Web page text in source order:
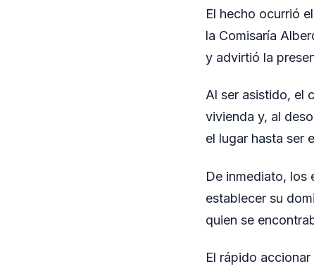
El hecho ocurrió
la Comisaría
y advirtió la
Al ser asistido, el
vivienda y, al
el lugar hasta ser
De inmediato, los
establecer su
quien se
El rápido